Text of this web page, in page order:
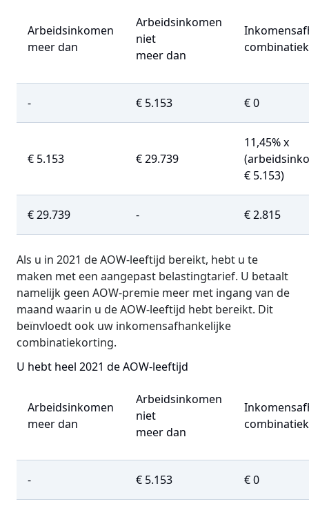
Arbeidsinkomen
meer dan
Arbeidsinkomen
niet
meer dan
- € 5.153 € 0
€ 5.153 € 29.739
11,45% x
€ 5.153)
€ 29.739 - € 2.815
Als u in 2021 de AOW-leeftijd bereikt, hebt u te
maken met een aangepast belastingtarief. U betaalt
namelijk geen AOW-premie meer met ingang van de
maand waarin u de AOW-leeftijd hebt bereikt. Dit
beïnvloedt ook uw inkomensafhankelijke
combinatiekorting.
U hebt heel 2021 de AOW-leeftijd
Arbeidsinkomen
meer dan
Arbeidsinkomen
niet
meer dan
- € 5.153 € 0